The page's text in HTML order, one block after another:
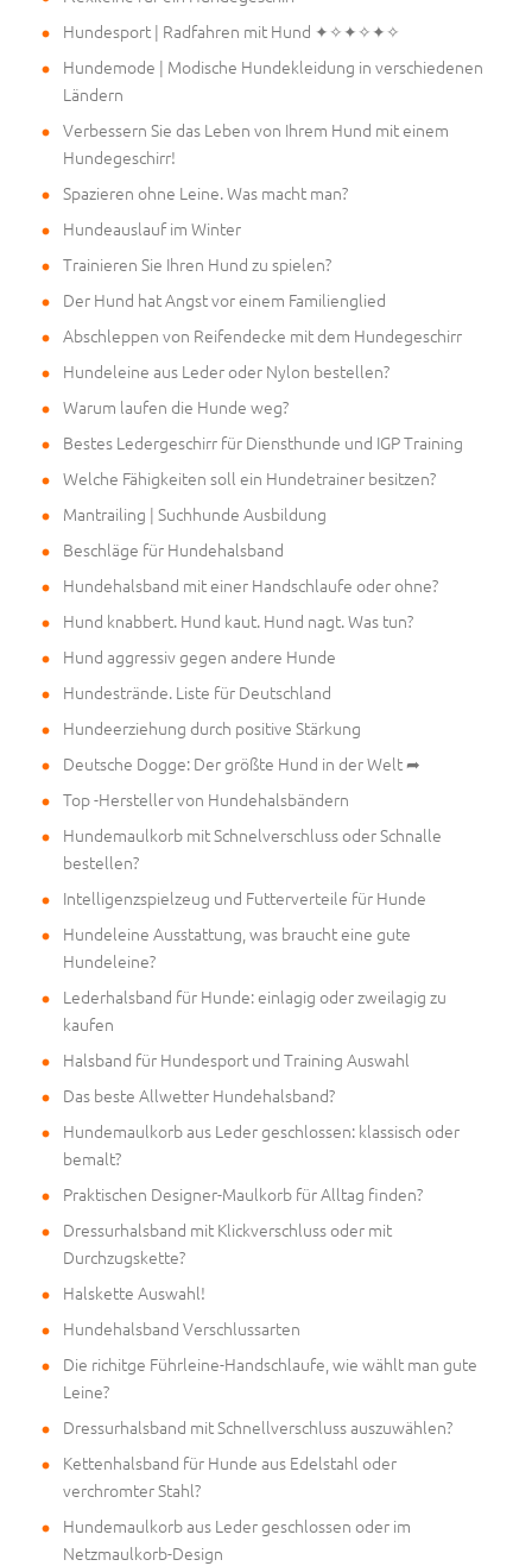
Hundesport | Radfahren mit Hund ✦✧✦✧✦✧
Hundemode | Modische Hundekleidung in verschiedenen
Ländern
Verbessern Sie das Leben von Ihrem Hund mit einem
Hundegeschirr!
Spazieren ohne Leine. Was macht man?
Hundeauslauf im Winter
Trainieren Sie Ihren Hund zu spielen?
Der Hund hat Angst vor einem Familienglied
Abschleppen von Reifendecke mit dem Hundegeschirr
Hundeleine aus Leder oder Nylon bestellen?
Warum laufen die Hunde weg?
Bestes Ledergeschirr für Diensthunde und IGP Training
Welche Fähigkeiten soll ein Hundetrainer besitzen?
Mantrailing | Suchhunde Ausbildung
Beschläge für Hundehalsband
Hundehalsband mit einer Handschlaufe oder ohne?
Hund knabbert. Hund kaut. Hund nagt. Was tun?
Hund aggressiv gegen andere Hunde
Hundestrände. Liste für Deutschland
Hundeerziehung durch positive Stärkung
Deutsche Dogge: Der größte Hund in der Welt ➦
Top -Hersteller von Hundehalsbändern
Hundemaulkorb mit Schnelverschluss oder Schnalle
bestellen?
Intelligenzspielzeug und Futterverteile für Hunde
Hundeleine Ausstattung, was braucht eine gute
Hundeleine?
Lederhalsband für Hunde: einlagig oder zweilagig zu
kaufen
Halsband für Hundesport und Training Auswahl
Das beste Allwetter Hundehalsband?
Hundemaulkorb aus Leder geschlossen: klassisch oder
bemalt?
Praktischen Designer-Maulkorb für Alltag finden?
Dressurhalsband mit Klickverschluss oder mit
Durchzugskette?
Halskette Auswahl!
Hundehalsband Verschlussarten
Die richitge Führleine-Handschlaufe, wie wählt man gute
Leine?
Dressurhalsband mit Schnellverschluss auszuwählen?
Kettenhalsband für Hunde aus Edelstahl oder
verchromter Stahl?
Hundemaulkorb aus Leder geschlossen oder im
Netzmaulkorb-Design